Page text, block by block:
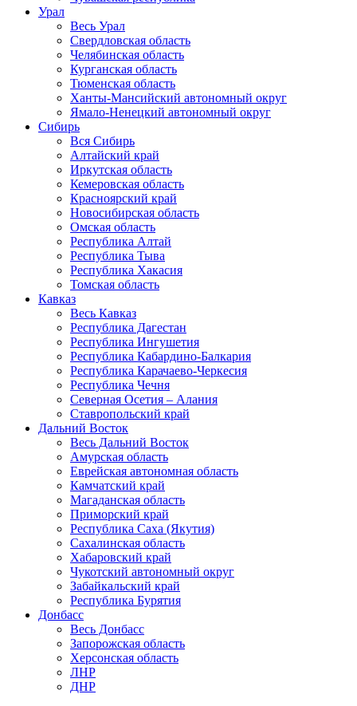
Урал
Весь Урал
Свердловская область
Челябинская область
Курганская область
Тюменская область
Ханты-Мансийский автономный округ
Ямало-Ненецкий автономный округ
Сибирь
Вся Сибирь
Алтайский край
Иркутская область
Кемеровская область
Красноярский край
Новосибирская область
Омская область
Республика Алтай
Республика Тыва
Республика Хакасия
Томская область
Кавказ
Весь Кавказ
Республика Дагестан
Республика Ингушетия
Республика Кабардино-Балкария
Республика Карачаево-Черкесия
Республика Чечня
Северная Осетия – Алания
Ставропольский край
Дальний Восток
Весь Дальний Восток
Амурская область
Еврейская автономная область
Камчатский край
Магаданская область
Приморский край
Республика Саха (Якутия)
Сахалинская область
Хабаровский край
Чукотский автономный округ
Забайкальский край
Республика Бурятия
Донбасс
Весь Донбасс
Запорожская область
Херсонская область
ЛНР
ДНР